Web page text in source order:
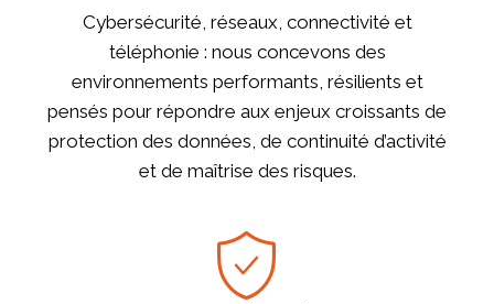
Cybersécurité, réseaux, connectivité et
téléphonie : nous concevons des
environnements performants, résilients et
pensés pour répondre aux enjeux croissants de
protection des données, de continuité d’activité
et de maîtrise des risques.